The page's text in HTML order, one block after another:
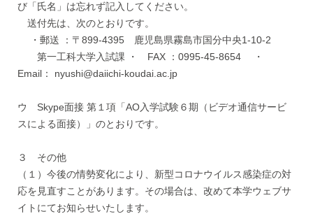
び「氏名」は忘れず記入してください。
送付先は、次のとおりです。
・郵送 ：〒899-4395 鹿児島県霧島市国分中央1-10-2
第一工科大学入試課 ・ FAX ：0995-45-8654 ・
Email： nyushi@daiichi-koudai.ac.jp
ウ Skype面接 第１項「AO入学試験６期（ビデオ通信サービ
スによる面接）」のとおりです。
３ その他
（１）今後の情勢変化により、新型コロナウイルス感染症の対
応を見直すことがあります。その場合は、改めて本学ウェブサ
イトにてお知らせいたします。